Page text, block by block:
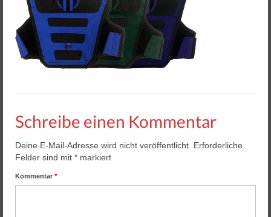
Helios 2 & 3
Helios Pro
Arena Zubehör
Buchungssoftware
Arcade Automaten
Downloads
Schreibe einen Kommentar
Deine E-Mail-Adresse wird nicht veröffentlicht. Erforderliche
Felder sind mit * markiert
Kommentar *